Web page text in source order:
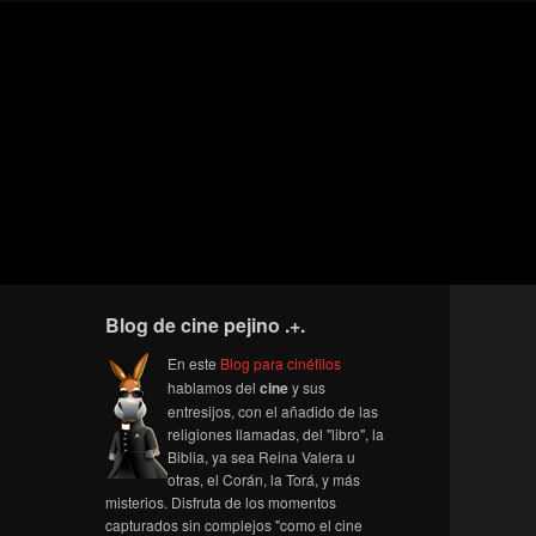
Blog de cine pejino .+.
En este Blog para cinéfilos
hablamos del ciney sus
entresijos, con el añadido de las
religiones llamadas, del "libro", la
Biblia, ya sea Reina Valera u
otras, el Corán, la Torá, y más
misterios. Disfruta de los momentos
capturados sin complejos "como el cine